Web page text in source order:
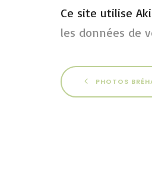
Ce site utilise
les données de
PHOTOS BRÉHAT